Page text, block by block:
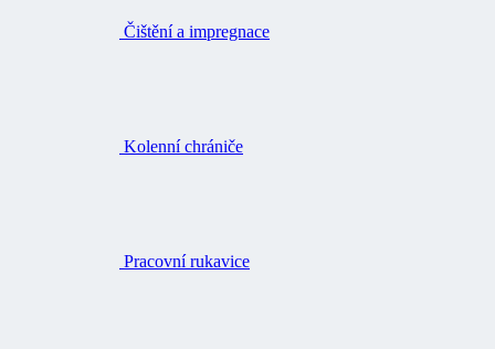
Čištění a impregnace
Kolenní chrániče
Pracovní rukavice